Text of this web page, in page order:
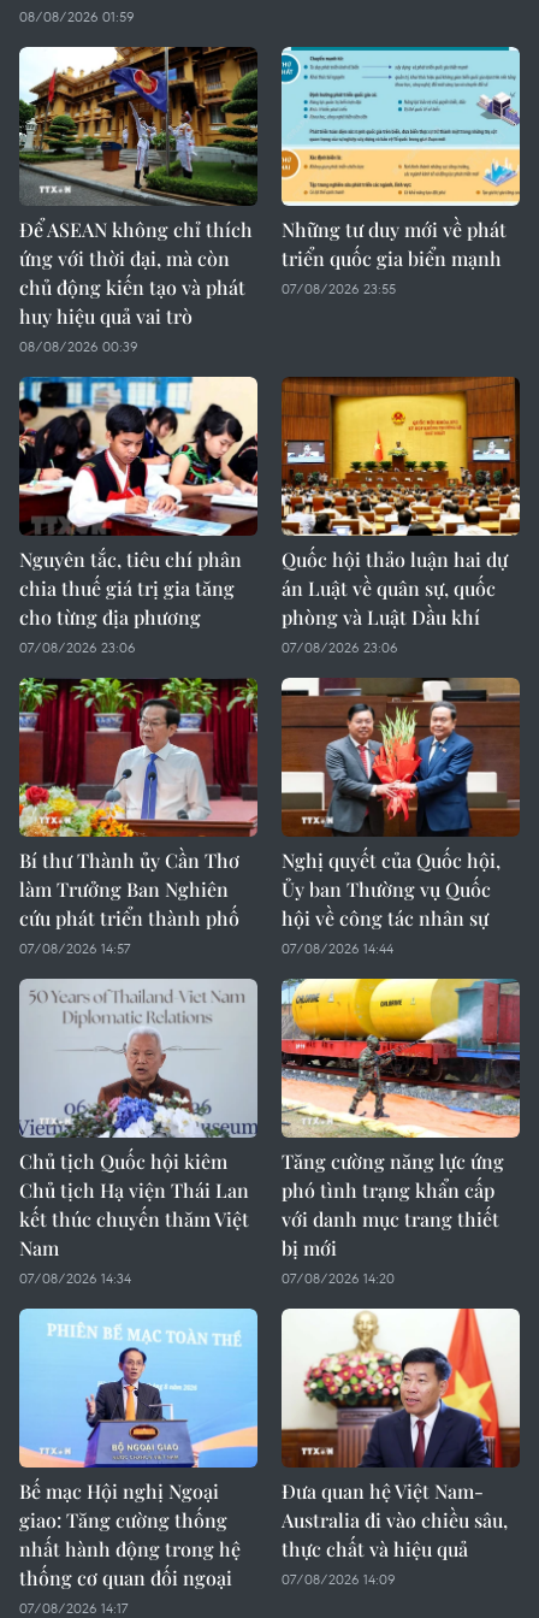
08/08/2026 01:59
Để ASEAN không chỉ thích
ứng với thời đại, mà còn
chủ động kiến tạo và phát
huy hiệu quả vai trò
08/08/2026 00:39
Những tư duy mới về phát
triển quốc gia biển mạnh
07/08/2026 23:55
Nguyên tắc, tiêu chí phân
chia thuế giá trị gia tăng
cho từng địa phương
07/08/2026 23:06
Quốc hội thảo luận hai dự
án Luật về quân sự, quốc
phòng và Luật Dầu khí
07/08/2026 23:06
Bí thư Thành ủy Cần Thơ
làm Trưởng Ban Nghiên
cứu phát triển thành phố
07/08/2026 14:57
Nghị quyết của Quốc hội,
Ủy ban Thường vụ Quốc
hội về công tác nhân sự
07/08/2026 14:44
Chủ tịch Quốc hội kiêm
Chủ tịch Hạ viện Thái Lan
kết thúc chuyến thăm Việt
Nam
07/08/2026 14:34
Tăng cường năng lực ứng
phó tình trạng khẩn cấp
với danh mục trang thiết
bị mới
07/08/2026 14:20
Bế mạc Hội nghị Ngoại
giao: Tăng cường thống
nhất hành động trong hệ
thống cơ quan đối ngoại
07/08/2026 14:17
Đưa quan hệ Việt Nam-
Australia đi vào chiều sâu,
thực chất và hiệu quả
07/08/2026 14:09